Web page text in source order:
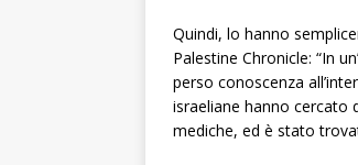
Quindi, lo hanno
Palestine Chronicle: “In
perso conoscenza
israeliane hanno cercato
mediche, ed è stato